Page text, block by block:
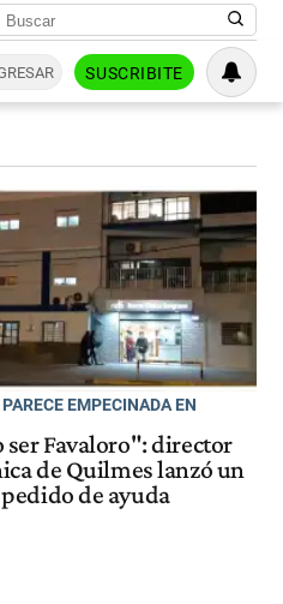
SUSCRIBITE
EMPECINADA EN
ser Favaloro": director
de Quilmes lanzó un
de ayuda